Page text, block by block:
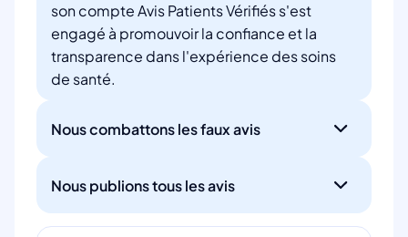
son compte Avis Patients Vérifiés s'est
engagé à promouvoir la confiance et la
transparence dans l'expérience des soins
de santé.
Nous combattons les faux avis
Nous publions tous les avis